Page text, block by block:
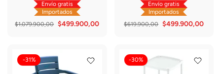
Envío gratis
Importados
$1.079.900,00 $499.900,00
Envío gratis
Importados
$619.900,00 $499.900,00
-31% -30%